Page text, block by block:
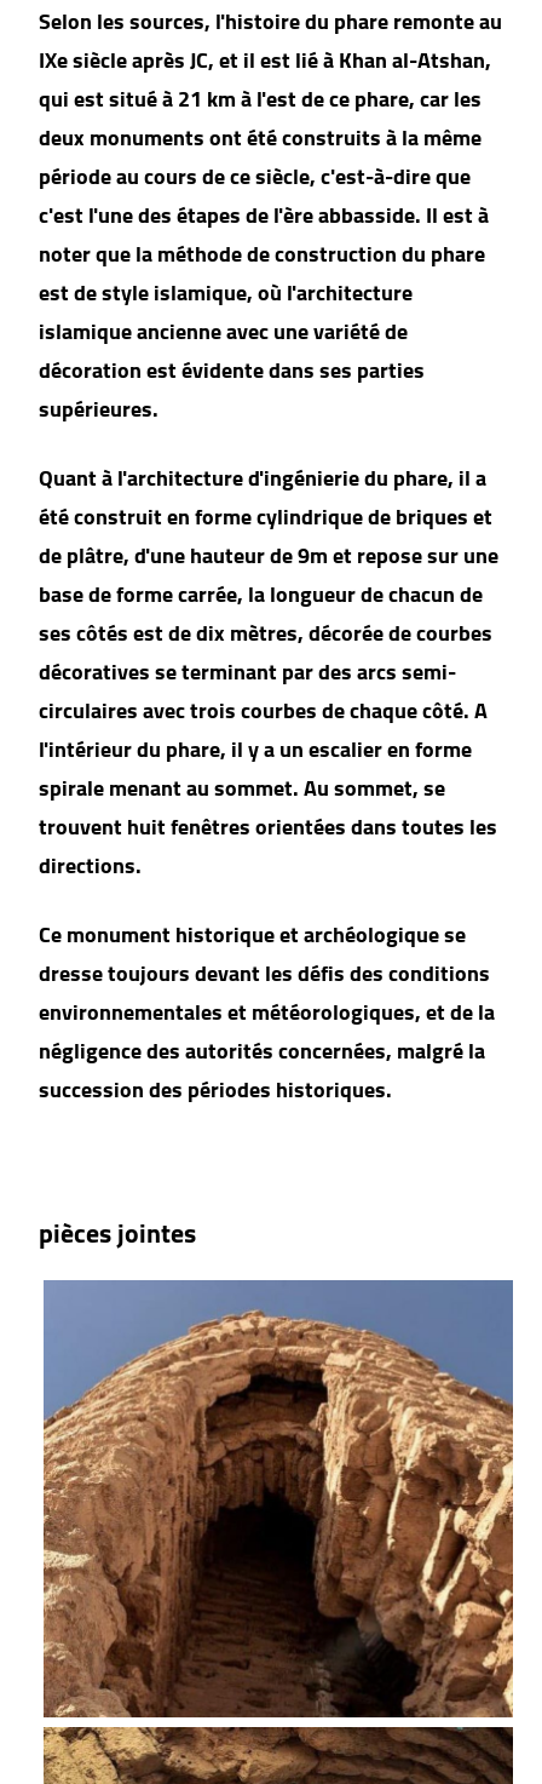
Selon les sources, l'histoire du phare remonte au
IXe siècle après JC, et il est lié à Khan al-Atshan,
qui est situé à 21 km à l'est de ce phare, car les
deux monuments ont été construits à la même
période au cours de ce siècle, c'est-à-dire que
c'est l'une des étapes de l'ère abbasside. Il est à
noter que la méthode de construction du phare
est de style islamique, où l'architecture
islamique ancienne avec une variété de
décoration est évidente dans ses parties
supérieures.
Quant à l'architecture d'ingénierie du phare, il a
été construit en forme cylindrique de briques et
de plâtre, d'une hauteur de 9m et repose sur une
base de forme carrée, la longueur de chacun de
ses côtés est de dix mètres, décorée de courbes
décoratives se terminant par des arcs semi-
circulaires avec trois courbes de chaque côté. A
l'intérieur du phare, il y a un escalier en forme
spirale menant au sommet. Au sommet, se
trouvent huit fenêtres orientées dans toutes les
directions.
Ce monument historique et archéologique se
dresse toujours devant les défis des conditions
environnementales et météorologiques, et de la
négligence des autorités concernées, malgré la
succession des périodes historiques.
pièces jointes